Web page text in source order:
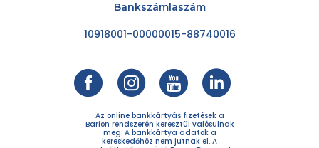
Bankszámlaszám
10918001-00000015-88740016
Az online bankkártyás fizetések a
Barion rendszerén keresztül valósulnak
meg. A bankkártya adatok a
kereskedőhöz nem jutnak el. A